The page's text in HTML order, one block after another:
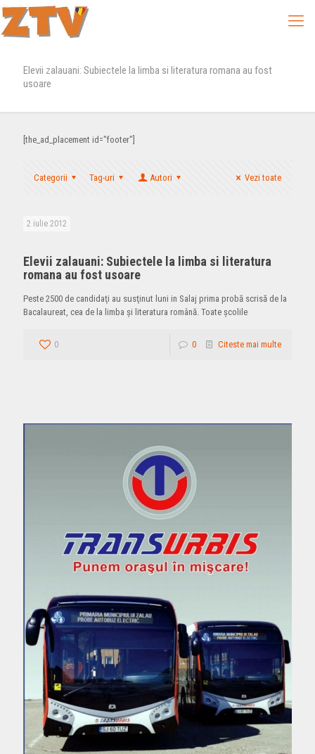
Elevii zalauani: Subiectele la limba si literatura romana au fost
usoare
[the_ad_placement id="footer"]
Categorii Tag-uri Autori Vezi toate
2 iulie 2012
Elevii zalauani: Subiectele la limba si literatura
romana au fost usoare
Peste 2500 de candidaţi au susţinut luni in Salaj prima probă scrisă de la
Bacalaureat, cea de la limba şi literatura română. Toate şcolile
0 0 Citeste mai multe